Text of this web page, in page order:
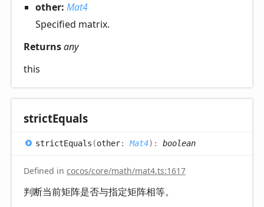
other: Mat4
Specified matrix.
Returnsany
this
strictEquals
strictEquals (other: Mat4) : boolean
Defined in cocos/core/math/mat4.ts:1617
判断当前矩阵是否与指定矩阵相等。